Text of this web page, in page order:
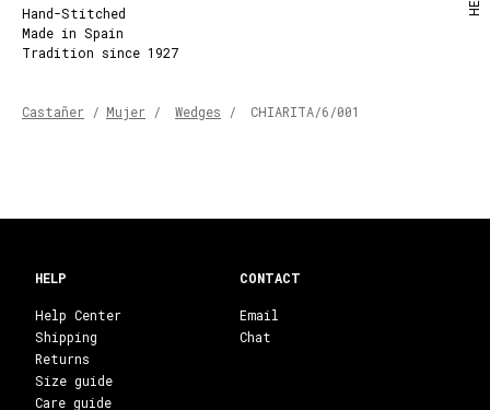
Hand-Stitched
Made in Spain
Tradition since 1927
Castañer / Mujer / Wedges / CHIARITA/6/001
CONTACT
Email
Chat
HELP
Help Center
Shipping
Returns
Size guide
Care guide